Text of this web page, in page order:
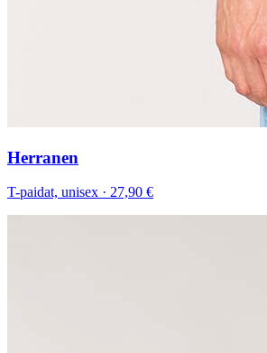
Herranen
T-paidat, unisex · 27,90 €